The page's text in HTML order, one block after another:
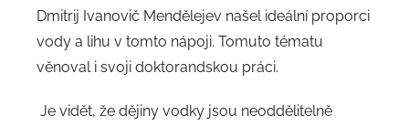
Dmitrij Ivanovič Mendělejev našel ideální proporci
vody a lihu v tomto nápoji. Tomuto tématu
věnoval i svoji doktorandskou práci.
Je vidět, že dějiny vodky jsou neoddělitelně